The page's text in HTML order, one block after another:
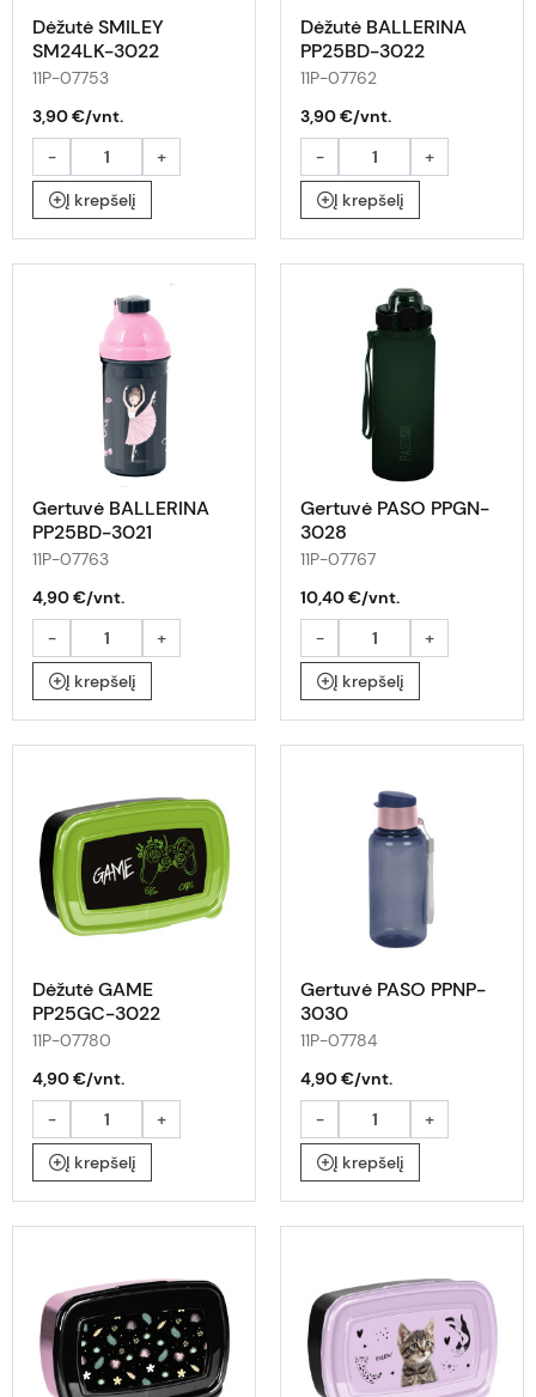
Dėžutė SMILEY
SM24LK-3022
11P-07753
3,90 €/vnt.
-
+
Į krepšelį
Dėžutė BALLERINA
PP25BD-3022
11P-07762
3,90 €/vnt.
-
+
Į krepšelį
Gertuvė BALLERINA
PP25BD-3021
11P-07763
4,90 €/vnt.
-
+
Į krepšelį
Gertuvė PASO PPGN-
3028
11P-07767
10,40 €/vnt.
-
+
Į krepšelį
Dėžutė GAME
PP25GC-3022
11P-07780
4,90 €/vnt.
-
+
Į krepšelį
Gertuvė PASO PPNP-
3030
11P-07784
4,90 €/vnt.
-
+
Į krepšelį